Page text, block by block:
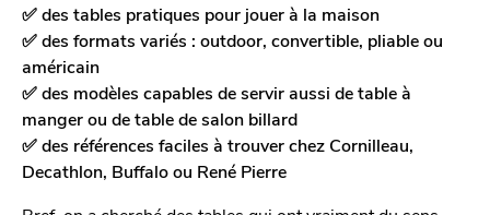
✅ des tables pratiques pour jouer à la maison
✅ des formats variés : outdoor, convertible, pliable ou
américain
✅ des modèles capables de servir aussi de table à
manger ou de table de salon billard
✅ des références faciles à trouver chez Cornilleau,
Decathlon, Buffalo ou René Pierre